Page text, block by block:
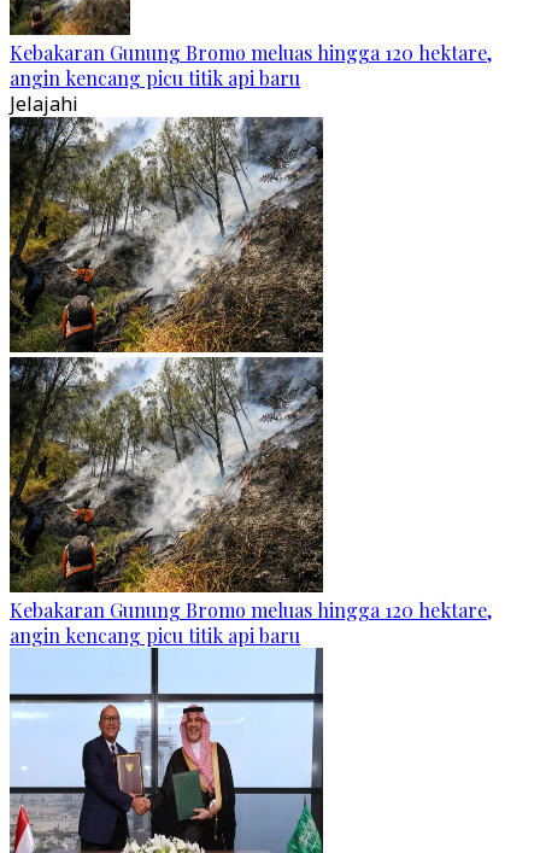
Kebakaran Gunung Bromo meluas hingga 120 hektare,
angin kencang picu titik api baru
Jelajahi
Kebakaran Gunung Bromo meluas hingga 120 hektare,
angin kencang picu titik api baru